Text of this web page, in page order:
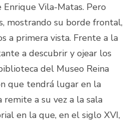
Enrique Vila-Matas. Pero
mostrando su borde frontal,
a primera vista. Frente a la
a descubrir y ojear los
del Museo Reina
que tendrá lugar en la
a su vez a la sala
en la que, en el siglo XVI,